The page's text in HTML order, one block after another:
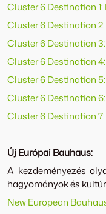
Cluster 6 Destination
Cluster 6 Destination
Cluster 6 Destination
Cluster 6 Destination
Cluster 6 Destination
Cluster 6 Destination
Cluster 6 Destination
Új Európai Bauhaus:
A kezdeményezés
hagyományok és
New European